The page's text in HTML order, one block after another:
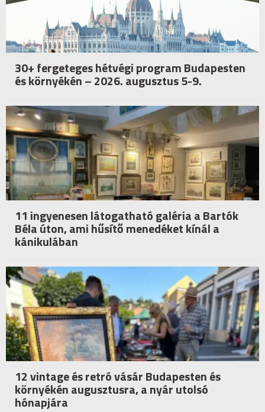
30+ fergeteges hétvégi program Budapesten
és környékén – 2026. augusztus 5-9.
11 ingyenesen látogatható galéria a Bartók
Béla úton, ami hűsítő menedéket kínál a
kánikulában
12 vintage és retró vásár Budapesten és
környékén augusztusra, a nyár utolsó
hónapjára